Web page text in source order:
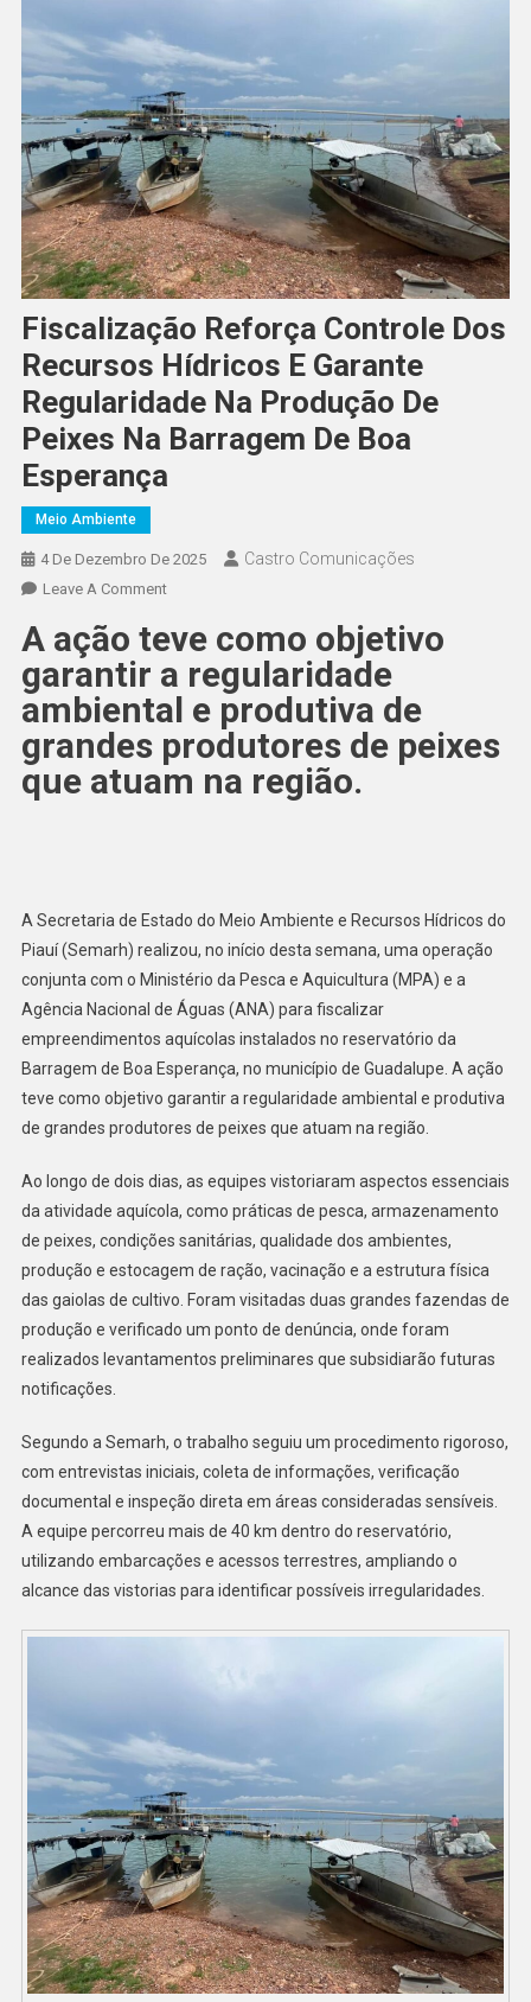
Fiscalização Reforça Controle Dos
Recursos Hídricos E Garante
Regularidade Na Produção De
Peixes Na Barragem De Boa
Esperança
Meio Ambiente
4 De Dezembro De 2025 Castro Comunicações
Leave A Comment
A ação teve como objetivo
garantir a regularidade
ambiental e produtiva de
grandes produtores de peixes
que atuam na região.
A Secretaria de Estado do Meio Ambiente e Recursos Hídricos do
Piauí (Semarh) realizou, no início desta semana, uma operação
conjunta com o Ministério da Pesca e Aquicultura (MPA) e a
Agência Nacional de Águas (ANA) para fiscalizar
empreendimentos aquícolas instalados no reservatório da
Barragem de Boa Esperança, no município de Guadalupe. A ação
teve como objetivo garantir a regularidade ambiental e produtiva
de grandes produtores de peixes que atuam na região.
Ao longo de dois dias, as equipes vistoriaram aspectos essenciais
da atividade aquícola, como práticas de pesca, armazenamento
de peixes, condições sanitárias, qualidade dos ambientes,
produção e estocagem de ração, vacinação e a estrutura física
das gaiolas de cultivo. Foram visitadas duas grandes fazendas de
produção e verificado um ponto de denúncia, onde foram
realizados levantamentos preliminares que subsidiarão futuras
notificações.
Segundo a Semarh, o trabalho seguiu um procedimento rigoroso,
com entrevistas iniciais, coleta de informações, verificação
documental e inspeção direta em áreas consideradas sensíveis.
A equipe percorreu mais de 40 km dentro do reservatório,
utilizando embarcações e acessos terrestres, ampliando o
alcance das vistorias para identificar possíveis irregularidades.